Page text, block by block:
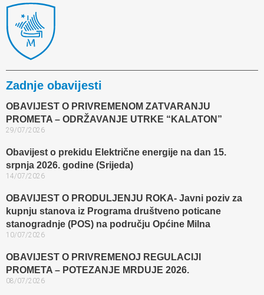
Zadnje obavijesti
OBAVIJEST O PRIVREMENOM ZATVARANJU
PROMETA – ODRŽAVANJE UTRKE “KALATON”
29/07/2026
Obavijest o prekidu Električne energije na dan 15.
srpnja 2026. godine (Srijeda)
14/07/2026
OBAVIJEST O PRODULJENJU ROKA- Javni poziv za
kupnju stanova iz Programa društveno poticane
stanogradnje (POS) na području Općine Milna
10/07/2026
OBAVIJEST O PRIVREMENOJ REGULACIJI
PROMETA – POTEZANJE MRDUJE 2026.
08/07/2026